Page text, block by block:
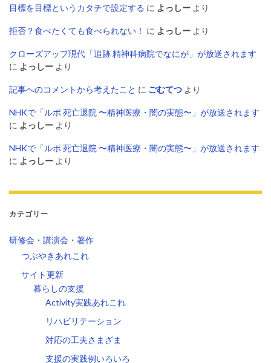
目標を目標というカタチで設定する に よっしー より
拒否？食べたくても食べられない！ に よっしー より
クローズアップ現代「追跡 精神科病院でなにが」が放送されます
に よっしー より
記事へのコメントから考えたこと に ごむてつ より
NHKで「ルポ 死亡退院 〜精神医療・闇の実態〜」が放送されます
に よっしー より
NHKで「ルポ 死亡退院 〜精神医療・闇の実態〜」が放送されます
に よっしー より
カテゴリー
研修会・講演会・著作
つぶやきあれこれ
サイト更新
暮らしの支援
Activity実践あれこれ
リハビリテーション
対応の工夫さまざま
支援の実践例いろいろ